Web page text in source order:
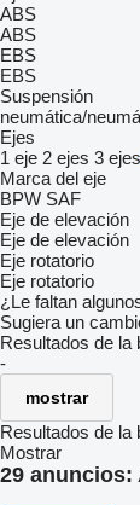
ABS
ABS
EBS
EBS
Suspensión
neumática/
Ejes
1 eje 2 ejes 3 ejes
Marca del eje
BPW SAF
Eje de elevación
Eje de elevación
Eje rotatorio
Eje rotatorio
¿Le faltan
Sugiera un
Resultados de la
-
mostrar
Resultados de la
Mostrar
29 anuncios: